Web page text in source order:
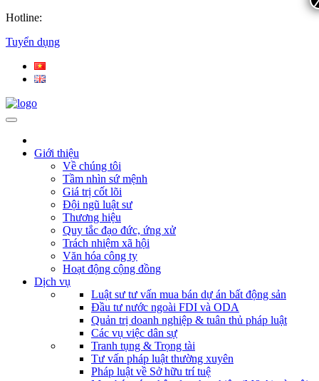
Hotline:
Tuyển dụng
Giới thiệu
Về chúng tôi
Tầm nhìn sứ mệnh
Giá trị cốt lõi
Đội ngũ luật sư
Thương hiệu
Quy tắc đạo đức, ứng xử
Trách nhiệm xã hội
Văn hóa công ty
Hoạt động cộng đồng
Dịch vụ
Luật sư tư vấn mua bán dự án bất động sản
Đầu tư nước ngoài FDI và ODA
Quản trị doanh nghiệp & tuân thủ pháp luật
Các vụ việc dân sự
Tranh tụng & Trọng tài
Tư vấn pháp luật thường xuyên
Pháp luật về Sở hữu trí tuệ